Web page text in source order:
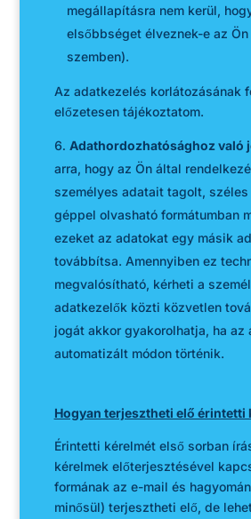
megállapításra nem kerül,
elsőbbséget élveznek-e az
szemben).
Az adatkezelés korlátozásának
előzetesen tájékoztatom.
Adathordozhatósághoz való
arra, hogy az Ön által
személyes adatait tagolt, széles
géppel olvasható formátumban
ezeket az adatokat egy másik
továbbítsa. Amennyiben ez
megvalósítható, kérheti a
adatkezelők közti közvetlen
jogát akkor gyakorolhatja, ha az
automatizált módon történik.
Hogyan terjesztheti elő érintetti
Érintetti kérelmét első sorban
kérelmek előterjesztésével
formának az e-mail és
minősül) terjesztheti elő, de